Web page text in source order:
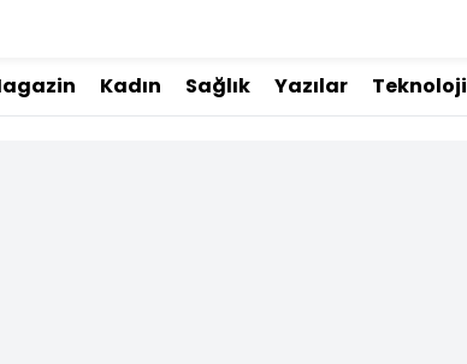
Kadın Sağlık Yazılar Teknoloji